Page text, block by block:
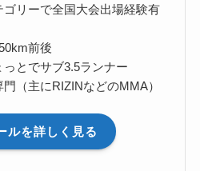
リーで全国大会出場経験有
前後
とでサブ3.5ランナー
（主にRIZINなどのMMA）
ルを詳しく見る